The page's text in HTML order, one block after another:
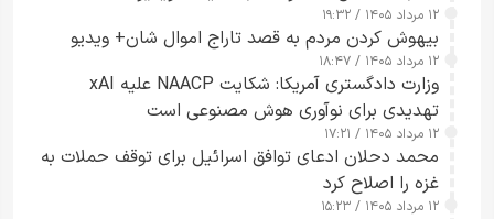
۱۲ مرداد ۱۴۰۵ / ۱۹:۳۲
بیهوش کردن مردم به قصد تاراج اموال شان+ ویدیو
۱۲ مرداد ۱۴۰۵ / ۱۸:۴۷
وزارت دادگستری آمریکا: شکایت NAACP علیه xAI
تهدیدی برای نوآوری هوش مصنوعی است
۱۲ مرداد ۱۴۰۵ / ۱۷:۲۱
محمد دحلان ادعای توافق اسرائیل برای توقف حملات به
غزه را اصلاح کرد
۱۲ مرداد ۱۴۰۵ / ۱۵:۲۳